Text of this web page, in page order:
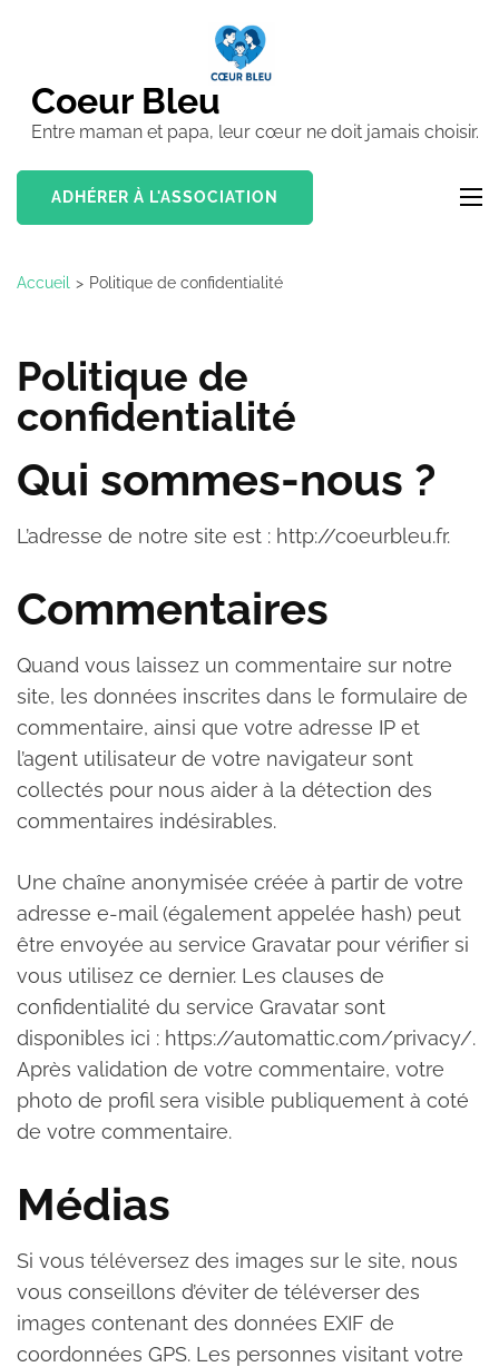
(Pressez
Entrée)
Coeur Bleu
Entre maman et papa, leur cœur ne doit jamais choisir.
ADHÉRER À L'ASSOCIATION
Accueil > Politique de confidentialité
Politique de
confidentialité
Qui sommes-nous ?
L’adresse de notre site est : http://coeurbleu.fr.
Commentaires
Quand vous laissez un commentaire sur notre
site, les données inscrites dans le formulaire de
commentaire, ainsi que votre adresse IP et
l’agent utilisateur de votre navigateur sont
collectés pour nous aider à la détection des
commentaires indésirables.
Une chaîne anonymisée créée à partir de votre
adresse e-mail (également appelée hash) peut
être envoyée au service Gravatar pour vérifier si
vous utilisez ce dernier. Les clauses de
confidentialité du service Gravatar sont
disponibles ici : https://automattic.com/privacy/.
Après validation de votre commentaire, votre
photo de profil sera visible publiquement à coté
de votre commentaire.
Médias
Si vous téléversez des images sur le site, nous
vous conseillons d’éviter de téléverser des
images contenant des données EXIF de
coordonnées GPS. Les personnes visitant votre